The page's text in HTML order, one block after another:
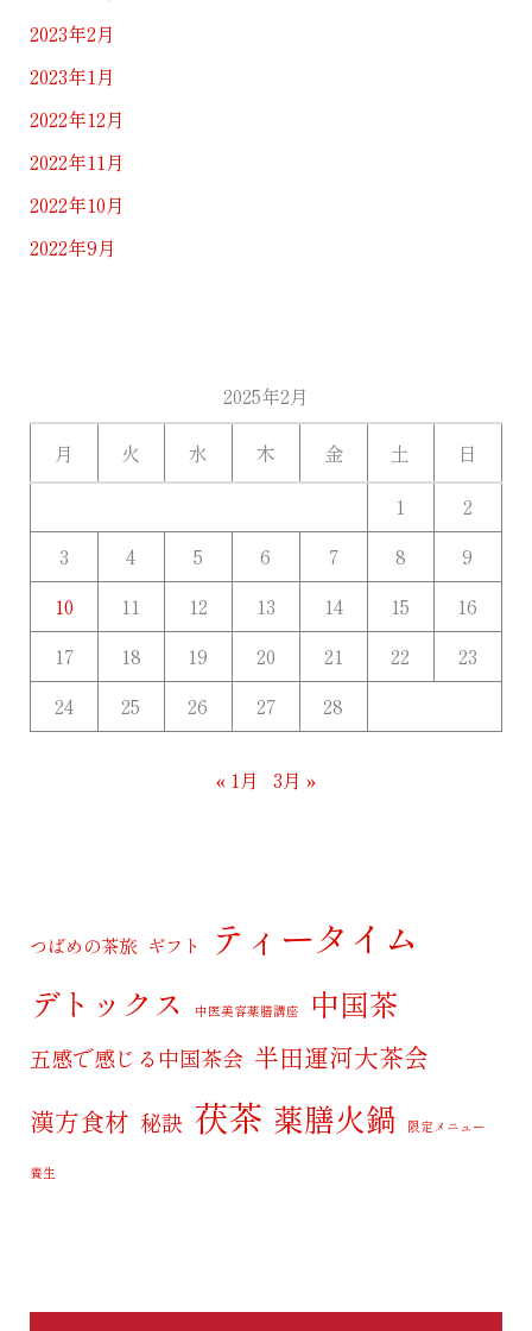
2023年2月
2023年1月
2022年12月
2022年11月
2022年10月
2022年9月
2025年2月
月
火 水 木 金 土
日
1
2
3
4 5 6 7 8
9
10
11 12 13 14 15
16
17
18 19 20 21 22
23
24
25 26 27 28
« 1月 3月 »
つばめの茶旅 ギフト ティータイム
デトックス 中医美容薬膳講座 中国茶
五感で感じる中国茶会 半田運河大茶会
漢方食材 秘訣 茯茶 薬膳火鍋 限定メニュー
養生